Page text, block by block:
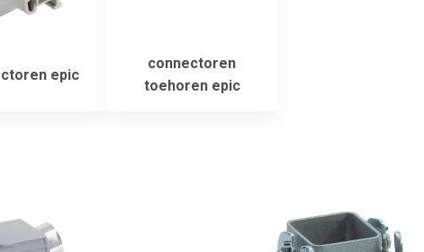
epic
connectoren
toehoren epic